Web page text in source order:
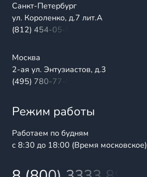
Санкт-Петербург
ул. Короленко, д.7 лит.А
(812) 454-05-54
Москва
2-ая ул. Энтузиастов, д.3
(495) 780-77-98
Режим работы
Работаем по будням
с 8:30 до 18:00 (Время московское)